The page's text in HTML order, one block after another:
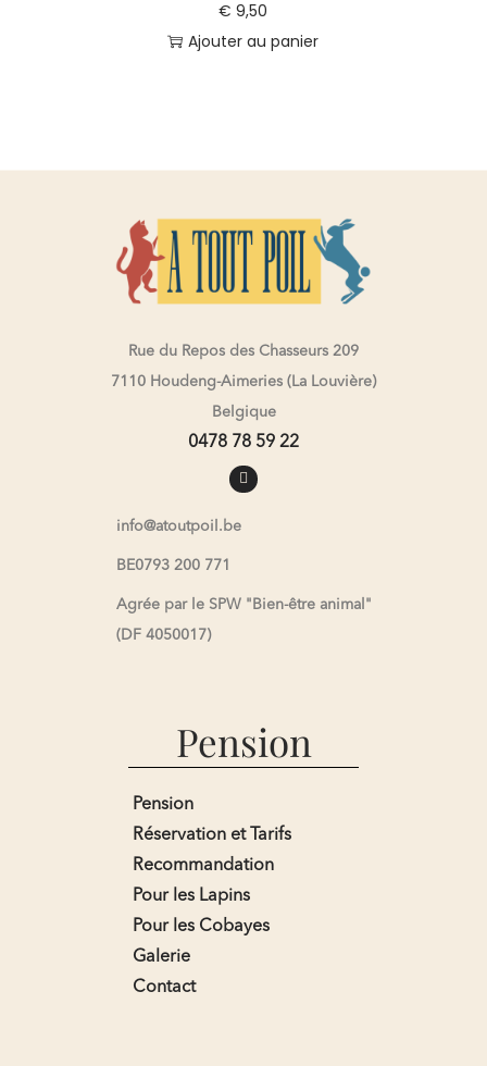
€ 9,50
Ajouter au panier
Rue du Repos des Chasseurs 209
7110 Houdeng-Aimeries (La Louvière)
Belgique
0478 78 59 22
info@atoutpoil.be
BE0793 200 771
Agrée par le SPW "Bien-être animal"
(DF 4050017)
Pension
Pension
Réservation et Tarifs
Recommandation
Pour les Lapins
Pour les Cobayes
Galerie
Contact